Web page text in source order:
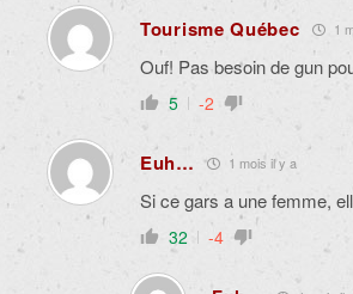
Tourisme Québec 1
Ouf! Pas besoin de gun
5 -2
Euh… 1 mois il y a
Si ce gars a une femme,
32 -4